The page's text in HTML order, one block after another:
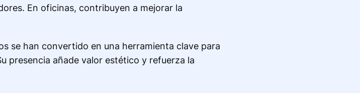
En oficinas, contribuyen a mejorar la
se han convertido en una herramienta clave para
presencia añade valor estético y refuerza la